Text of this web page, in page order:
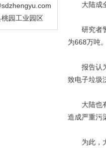
园工业园区
大陆成全
研究者警
为668万吨。
报告认为
致电子垃圾
大陆也有
造成严重污
为此，大